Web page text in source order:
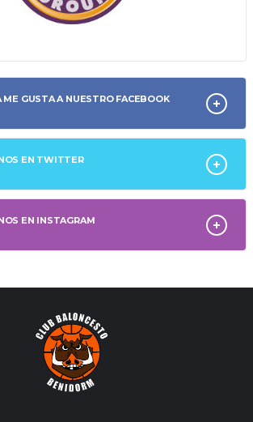
ME GUSTA A NUESTRO FACEBOOK
EN TWITTER
EN INSTAGRAM